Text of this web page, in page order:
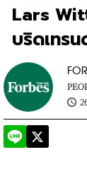
Lars
บริดเทร